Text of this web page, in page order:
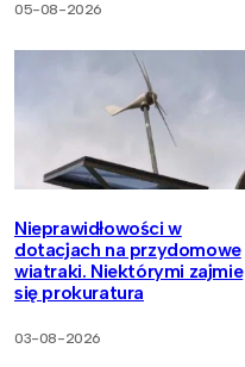
05-08-2026
Nieprawidłowości w
dotacjach na przydomowe
wiatraki. Niektórymi zajmie
się prokuratura
03-08-2026